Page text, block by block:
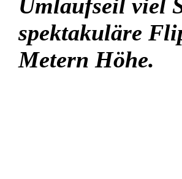
Umlaufseil viel
spektakuläre
Metern Höhe.